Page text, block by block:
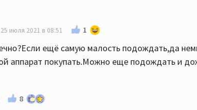
25 июля 2021 в 08:51 1
ещё самую малость подождать,да
аппарат покупать.Можно еще подождать и
8